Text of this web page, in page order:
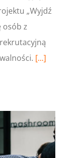
„Wyjdź
osób z
[...]